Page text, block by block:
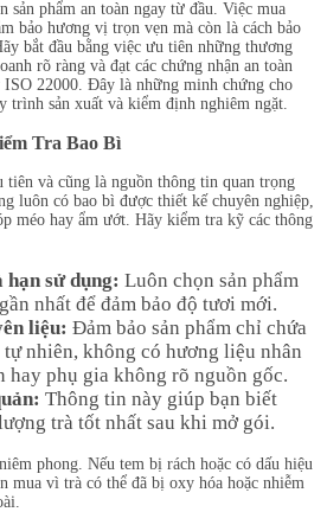
sản phẩm an toàn ngay từ đầu. Việc mua
bảo hương vị trọn vẹn mà còn là cách bảo
bắt đầu bằng việc ưu tiên những thương
rõ ràng và đạt các chứng nhận an toàn
22000. Đây là những minh chứng cho
trình sản xuất và kiểm định nghiêm ngặt.
Tra Bao Bì
tiên và cũng là nguồn thông tin quan trọng
luôn có bao bì được thiết kế chuyên nghiệp,
méo hay ẩm ướt. Hãy kiểm tra kỹ các thông
hạn sử dụng: Luôn chọn sản phẩm
nhất để đảm bảo độ tươi mới.
liệu: Đảm bảo sản phẩm chỉ chứa
nhiên, không có hương liệu nhân
hay phụ gia không rõ nguồn gốc.
Thông tin này giúp bạn biết
trà tốt nhất sau khi mở gói.
phong. Nếu tem bị rách hoặc có dấu hiệu
mua vì trà có thể đã bị oxy hóa hoặc nhiễm